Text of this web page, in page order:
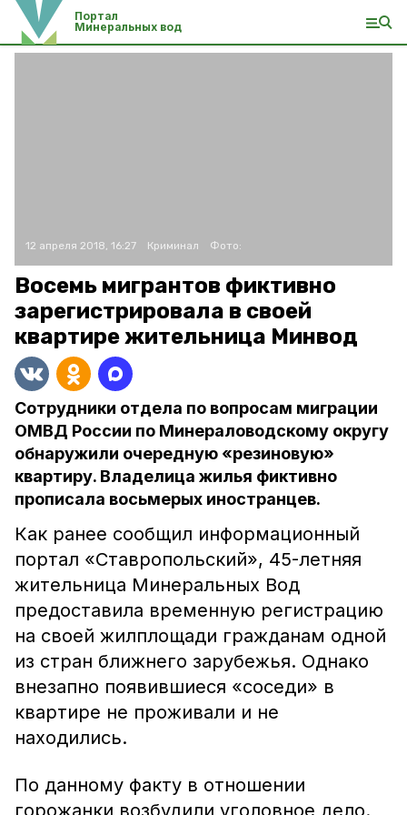
Портал
Минеральных вод
12 апреля 2018, 16:27 Криминал Фото:
Восемь мигрантов фиктивно
зарегистрировала в своей
квартире жительница Минвод
Сотрудники отдела по вопросам миграции
ОМВД России по Минераловодскому округу
обнаружили очередную «резиновую»
квартиру. Владелица жилья фиктивно
прописала восьмерых иностранцев.
Как ранее сообщил информационный
портал «Ставропольский», 45-летняя
жительница Минеральных Вод
предоставила временную регистрацию
на своей жилплощади гражданам одной
из стран ближнего зарубежья. Однако
внезапно появившиеся «соседи» в
квартире не проживали и не
находились.
По данному факту в отношении
горожанки возбудили уголовное дело.